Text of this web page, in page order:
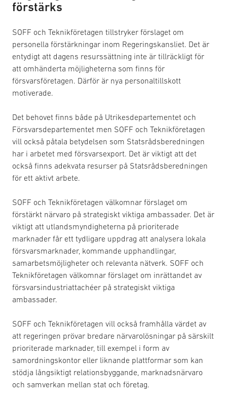
förstärks
SOFF och Teknikföretagen tillstryker förslaget om
personella förstärkningar inom Regeringskansliet. Det är
entydigt att dagens resurssättning inte är tillräckligt för
att omhänderta möjligheterna som finns för
försvarsföretagen. Därför är nya personaltillskott
motiverade.
Det behovet finns både på Utrikesdepartementet och
Försvarsdepartementet men SOFF och Teknikföretagen
vill också påtala betydelsen som Statsrådsberedningen
har i arbetet med försvarsexport. Det är viktigt att det
också finns adekvata resurser på Statsrådsberedningen
för ett aktivt arbete.
SOFF och Teknikföretagen välkomnar förslaget om
förstärkt närvaro på strategiskt viktiga ambassader. Det är
viktigt att utlandsmyndigheterna på prioriterade
marknader får ett tydligare uppdrag att analysera lokala
försvarsmarknader, kommande upphandlingar,
samarbetsmöjligheter och relevanta nätverk. SOFF och
Teknikföretagen välkomnar förslaget om inrättandet av
försvarsindustriattachéer på strategiskt viktiga
ambassader.
SOFF och Teknikföretagen vill också framhålla värdet av
att regeringen prövar bredare närvarolösningar på särskilt
prioriterade marknader, till exempel i form av
samordningskontor eller liknande plattformar som kan
stödja långsiktigt relationsbyggande, marknadsnärvaro
och samverkan mellan stat och företag.